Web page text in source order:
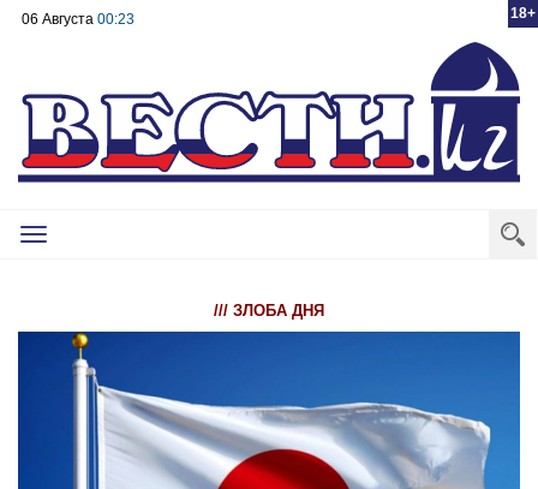
18+
06 Августа 00:23
Toggle
/// ЗЛОБА ДНЯ